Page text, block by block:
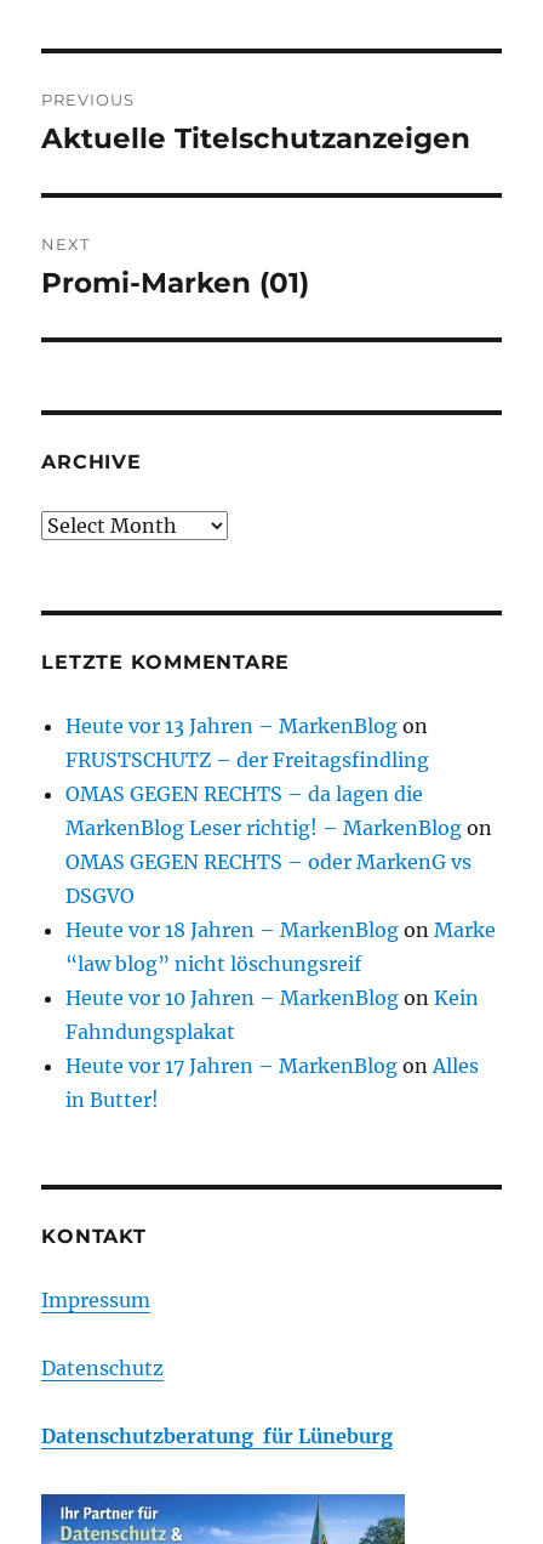
navigation
PREVIOUS
Previous
Aktuelle Titelschutzanzeigen
NEXT
Next
Promi-Marken (01)
ARCHIVE
Archive
LETZTE KOMMENTARE
Heute vor 13 Jahren – MarkenBlog on
FRUSTSCHUTZ – der Freitagsfindling
OMAS GEGEN RECHTS – da lagen die
MarkenBlog Leser richtig! – MarkenBlog on
OMAS GEGEN RECHTS – oder MarkenG vs
DSGVO
Heute vor 18 Jahren – MarkenBlog onMarke
“law blog” nicht löschungsreif
Heute vor 10 Jahren – MarkenBlog onKein
Fahndungsplakat
Heute vor 17 Jahren – MarkenBlog onAlles
in Butter!
KONTAKT
Impressum
Datenschutz
Datenschutzberatung für Lüneburg